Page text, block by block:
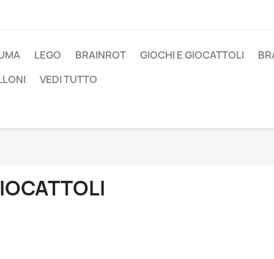
LEGO BRAINROT GIOCHI E GIOCATTOLI
VEDI TUTTO